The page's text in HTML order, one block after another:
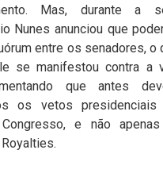
Mas, durante a
Nunes anunciou que
entre os senadores, o
se manifestou contra a
que antes
os vetos presidenciais
e não